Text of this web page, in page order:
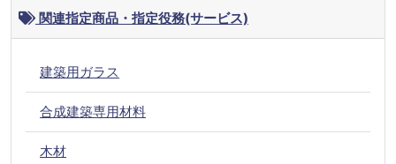
関連指定商品・指定役務(サービス)
建築用ガラス
合成建築専用材料
木材